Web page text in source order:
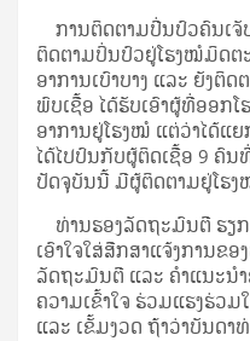
ການຕິດຕາມປີ່ນປົວຄົນເຈັ
ຕິດຕາມປິ່ນປົວຢູ່ໂຮງໝໍມິດ
ອາການເບົາບາງ ແລະ ຍັງຕິ
ພົບເຊື້ອ ໄດ້ຮັບເອົາຜູ້ທີ່ອອກ
ອາການຢູ່ໂຮງໝໍ ແຕ່ວ່າໄດ້ແ
ໄດ້ໄປປົນກັບຜູ້ຕິດເຊື້ອ 9 ຄົ
ປັດຈຸບັນນີ້ ມີຜູ້ຕິດຕາມຢູ່ໂຮ
ທ່ານຮອງລັດຖະມົນຕີ ຮຽ
ເອົາໃຈໃສ່ສືກສາແຈ້ງການຂ
ລັດຖະມົນຕີ ແລະ ຄຳແນະນ
ຄວາມເຂົ້າໃຈ ຮ່ວມແຮງຮ່ວ
ແລະ ເຂັ້ມງວດ ຖ້າວ່າບັນດ